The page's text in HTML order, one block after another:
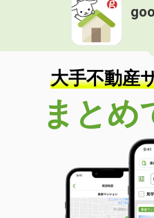
大手不動産
まとめ